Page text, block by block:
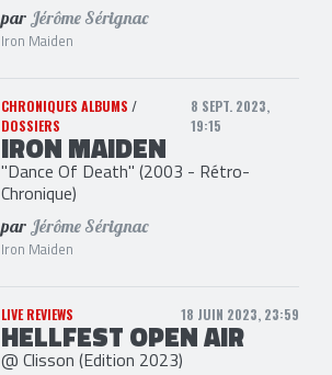
par Jérôme Sérignac
Iron Maiden
CHRONIQUES ALBUMS /
DOSSIERS
8 SEPT. 2023,
19:15
IRON MAIDEN
"Dance Of Death" (2003 - Rétro-
Chronique)
par Jérôme Sérignac
Iron Maiden
LIVE REVIEWS 18 JUIN 2023, 23:59
HELLFEST OPEN AIR
@ Clisson (Edition 2023)